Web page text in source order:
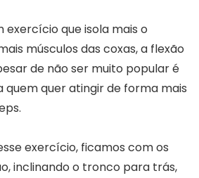
que isola mais o
músculos das coxas, a flexão
de não ser muito popular é
quer atingir de forma mais
exercício, ficamos com os
inclinando o tronco para trás,